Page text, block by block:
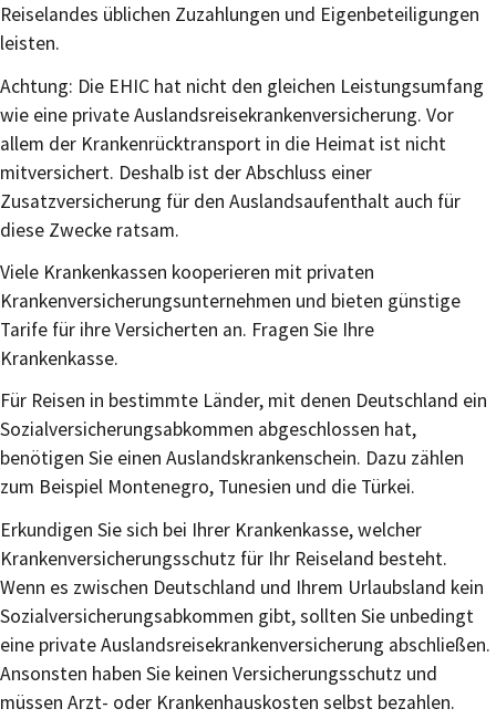
Reiselandes üblichen Zuzahlungen und Eigenbeteiligungen
leisten.
Achtung: Die EHIC hat nicht den gleichen Leistungsumfang
wie eine private Auslandsreisekrankenversicherung. Vor
allem der Krankenrücktransport in die Heimat ist nicht
mitversichert. Deshalb ist der Abschluss einer
Zusatzversicherung für den Auslandsaufenthalt auch für
diese Zwecke ratsam.
Viele Krankenkassen kooperieren mit privaten
Krankenversicherungsunternehmen und bieten günstige
Tarife für ihre Versicherten an. Fragen Sie Ihre
Krankenkasse.
Für Reisen in bestimmte Länder, mit denen Deutschland ein
Sozialversicherungsabkommen abgeschlossen hat,
benötigen Sie einen Auslandskrankenschein. Dazu zählen
zum Beispiel Montenegro, Tunesien und die Türkei.
Erkundigen Sie sich bei Ihrer Krankenkasse, welcher
Krankenversicherungsschutz für Ihr Reiseland besteht.
Wenn es zwischen Deutschland und Ihrem Urlaubsland kein
Sozialversicherungsabkommen gibt, sollten Sie unbedingt
eine private Auslandsreisekrankenversicherung abschließen.
Ansonsten haben Sie keinen Versicherungsschutz und
müssen Arzt- oder Krankenhauskosten selbst bezahlen.